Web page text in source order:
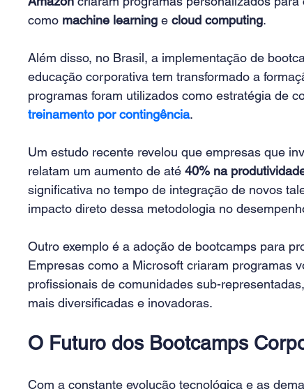
como machine learning e cloud computing.
Além disso, no Brasil, a implementação de
educação corporativa tem transformado a
programas foram utilizados como estratégia de
treinamento por contingência.
Um estudo recente revelou que empresas que
relatam um aumento de até 40% na
significativa no tempo de integração de novos
impacto direto dessa metodologia no
Outro exemplo é a adoção de bootcamps para
Empresas como a Microsoft criaram programas
profissionais de comunidades sub-
mais diversificadas e inovadoras.
O Futuro dos Bootcamps
Com a constante evolução tecnológica e as